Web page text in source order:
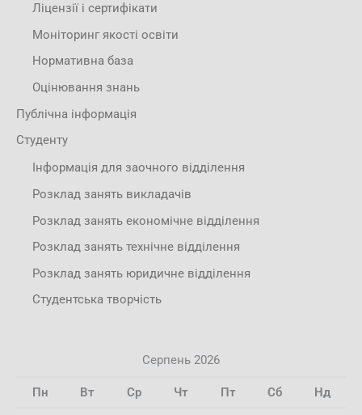
Ліцензії і сертифікати
Моніторинг якості освіти
Нормативна база
Оцінювання знань
Публічна інформація
Студенту
Інформація для заочного відділення
Розклад занять викладачів
Розклад занять економічне відділення
Розклад занять технічне відділення
Розклад занять юридичне відділення
Студентська творчість
Серпень 2026
Пн Вт Ср Чт Пт Сб Нд